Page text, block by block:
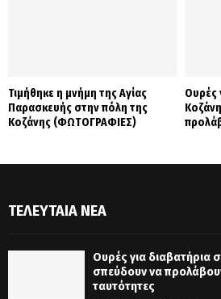
Τιμήθηκε η μνήμη της Αγίας
Παρασκευής στην πόλη της
Κοζάνης (ΦΩΤΟΓΡΑΦΙΕΣ)
Ουρές
ΤΕΛΕΥΤΑΊΑ ΝΈΑ
Ουρές για διαβατήρια
σπεύδουν να
ταυτότητες